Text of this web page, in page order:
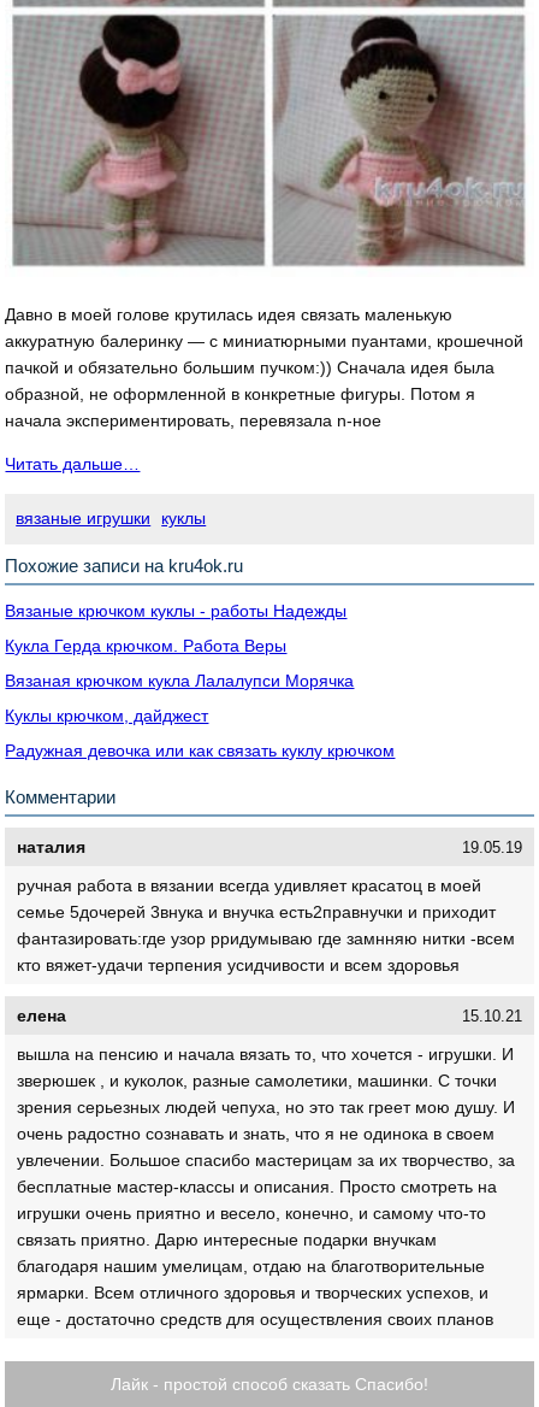
Давно в моей голове крутилась идея связать маленькую
аккуратную балеринку — с миниатюрными пуантами, крошечной
пачкой и обязательно большим пучком:)) Сначала идея была
образной, не оформленной в конкретные фигуры. Потом я
начала экспериментировать, перевязала n-ное
Читать дальше…
вязаные игрушки куклы
Похожие записи на kru4ok.ru
Вязаные крючком куклы - работы Надежды
Кукла Герда крючком. Работа Веры
Вязаная крючком кукла Лалалупси Морячка
Куклы крючком, дайджест
Радужная девочка или как связать куклу крючком
Комментарии
наталия 19.05.19
ручная работа в вязании всегда удивляет красатоц в моей
семье 5дочерей 3внука и внучка есть2правнучки и приходит
фантазировать:где узор рридумываю где замнняю нитки -всем
кто вяжет-удачи терпения усидчивости и всем здоровья
елена 15.10.21
вышла на пенсию и начала вязать то, что хочется - игрушки. И
зверюшек , и куколок, разные самолетики, машинки. С точки
зрения серьезных людей чепуха, но это так греет мою душу. И
очень радостно сознавать и знать, что я не одинока в своем
увлечении. Большое спасибо мастерицам за их творчество, за
бесплатные мастер-классы и описания. Просто смотреть на
игрушки очень приятно и весело, конечно, и самому что-то
связать приятно. Дарю интересные подарки внучкам
благодаря нашим умелицам, отдаю на благотворительные
ярмарки. Всем отличного здоровья и творческих успехов, и
еще - достаточно средств для осуществления своих планов
Лайк - простой способ сказать Спасибо!